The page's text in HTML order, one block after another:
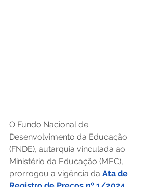
O Fundo Nacional de
Desenvolvimento da Educação
(FNDE), autarquia vinculada ao
Ministério da Educação (MEC),
prorrogou a vigência da Ata de